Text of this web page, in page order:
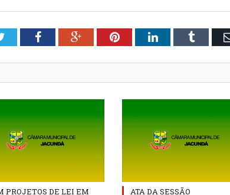
TwitterFacebookGoogle+PinterestLinkedInTumblr
PROJETOS DE LEI EM
ATA DA SESSÃO